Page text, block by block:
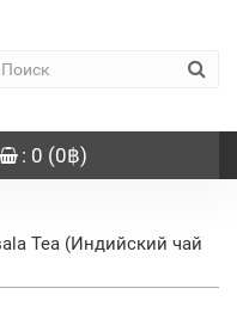
: 0 (0฿)
Tea (Индийский чай